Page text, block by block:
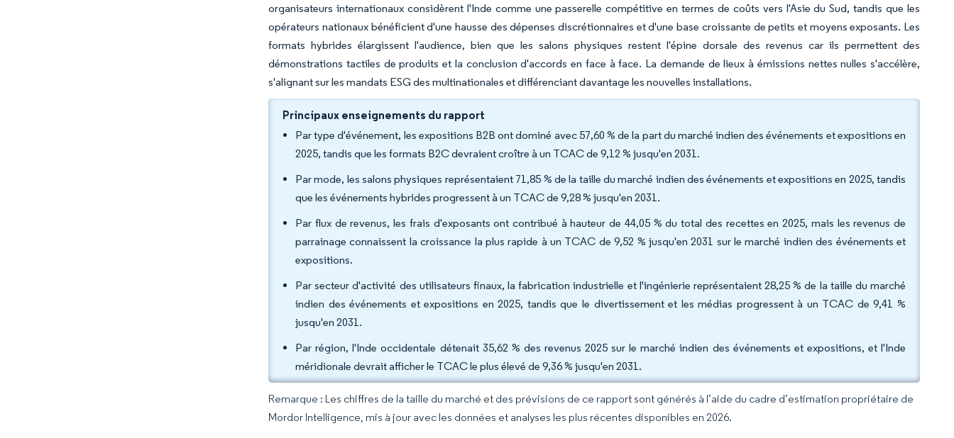
organisateurs internationaux considèrent l'Inde comme une passerelle compétitive en termes de coûts vers l'Asie du Sud, tandis que les
opérateurs nationaux bénéficient d'une hausse des dépenses discrétionnaires et d'une base croissante de petits et moyens exposants. Les
formats hybrides élargissent l'audience, bien que les salons physiques restent l'épine dorsale des revenus car ils permettent des
démonstrations tactiles de produits et la conclusion d'accords en face à face. La demande de lieux à émissions nettes nulles s'accélère,
s'alignant sur les mandats ESG des multinationales et différenciant davantage les nouvelles installations.
Principaux enseignements du rapport
Par type d'événement, les expositions B2B ont dominé avec 57,60 % de la part du marché indien des événements et expositions en
2025, tandis que les formats B2C devraient croître à un TCAC de 9,12 % jusqu'en 2031.
Par mode, les salons physiques représentaient 71,85 % de la taille du marché indien des événements et expositions en 2025, tandis
que les événements hybrides progressent à un TCAC de 9,28 % jusqu'en 2031.
Par flux de revenus, les frais d'exposants ont contribué à hauteur de 44,05 % du total des recettes en 2025, mais les revenus de
parrainage connaissent la croissance la plus rapide à un TCAC de 9,52 % jusqu'en 2031 sur le marché indien des événements et
expositions.
Par secteur d'activité des utilisateurs finaux, la fabrication industrielle et l'ingénierie représentaient 28,25 % de la taille du marché
indien des événements et expositions en 2025, tandis que le divertissement et les médias progressent à un TCAC de 9,41 %
jusqu'en 2031.
Par région, l'Inde occidentale détenait 35,62 % des revenus 2025 sur le marché indien des événements et expositions, et l'Inde
méridionale devrait afficher le TCAC le plus élevé de 9,36 % jusqu'en 2031.
Remarque : Les chiffres de la taille du marché et des prévisions de ce rapport sont générés à l’aide du cadre d’estimation propriétaire de
Mordor Intelligence, mis à jour avec les données et analyses les plus récentes disponibles en 2026.